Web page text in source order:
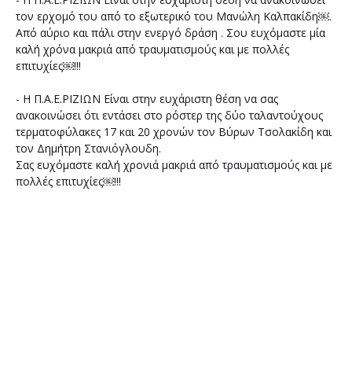
τον ερχομό του από το εξωτερικό του Μανώλη Καλπακίδη￼.
Από αύριο και πάλι στην ενεργό δράση . Σου ευχόμαστε μία
καλή χρόνα μακριά από τραυματισμούς και με πολλές
επιτυχίες￼!!!
- Η Π.Α.Ε.ΡΙΖΙΩΝ Είναι στην ευχάριστη θέση να σας
ανακοινώσει ότι εντάσει στο ρόστερ της δύο ταλαντούχους
τερματοφύλακες 17 και 20 χρονών τον Βύρων Τσολακίδη και
τον Δημήτρη Στανιόγλουδη.
Σας ευχόμαστε καλή χρονιά μακριά από τραυματισμούς και με
πολλές επιτυχίες￼!!!